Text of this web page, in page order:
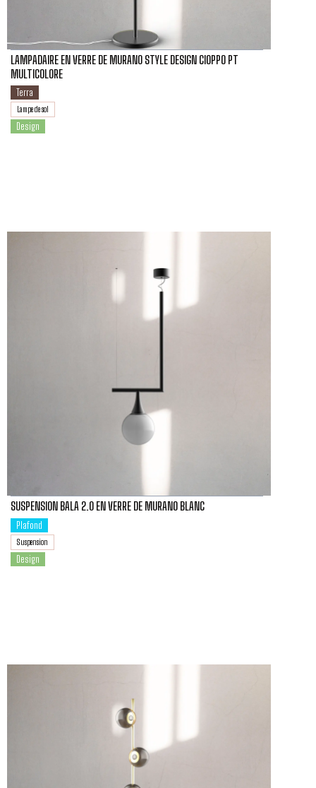
LAMPADAIRE EN VERRE DE MURANO STYLE DESIGN CIOPPO PT
MULTICOLORE
Terra
Lampe de sol
Design
SUSPENSION BALA 2.0 EN VERRE DE MURANO BLANC
Plafond
Suspension
Design